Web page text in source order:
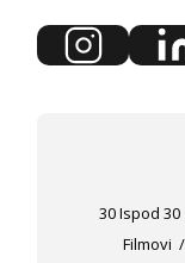
30 Ispod 30
Filmovi